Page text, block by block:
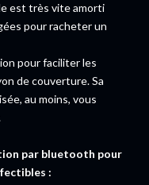
est très vite amorti
pour racheter un
pour faciliter les
de couverture. Sa
au moins, vous
par bluetooth pour
: